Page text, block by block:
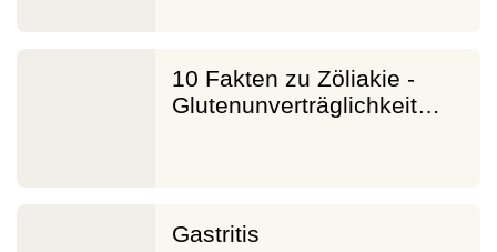
10 Fakten zu Zöliakie -
Gluten­unverträglichkeit…
Gastritis